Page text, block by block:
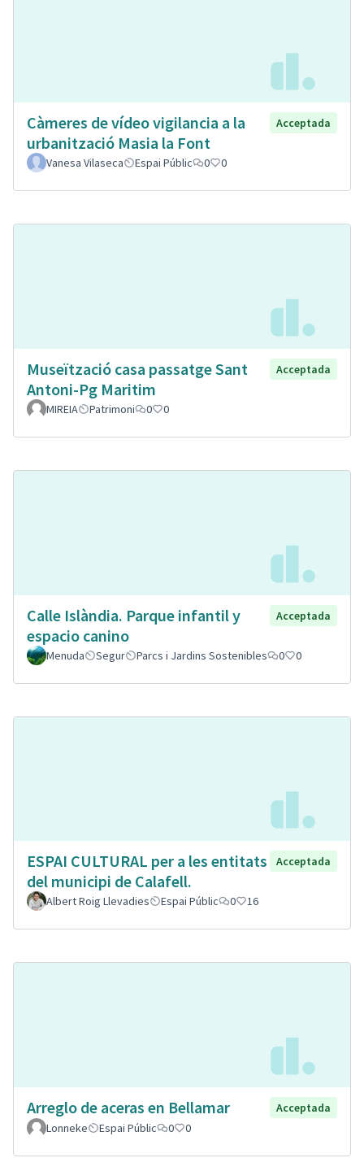
Càmeres de vídeo vigilancia a la
urbanització Masia la Font
Acceptada
Vanesa Vilaseca Espai Públic 0 0
Museïtzació casa passatge Sant
Antoni-Pg Maritim
Acceptada
MIREIA Patrimoni 0 0
Calle Islàndia. Parque infantil y
espacio canino
Acceptada
Menuda Segur Parcs i Jardins Sostenibles 0 0
ESPAI CULTURAL per a les entitats
del municipi de Calafell.
Acceptada
Albert Roig Llevadies Espai Públic 0 16
Arreglo de aceras en Bellamar
Acceptada
Lonneke
Espai Públic 0 0